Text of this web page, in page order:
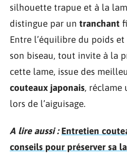
silhouette trapue et à la
distingue par un tranchant
Entre l’équilibre du poids
son biseau, tout invite à la
cette lame, issue des
couteaux japonais, réclame
lors de l’aiguisage.
A lire aussi : Entretien
conseils pour préserver sa